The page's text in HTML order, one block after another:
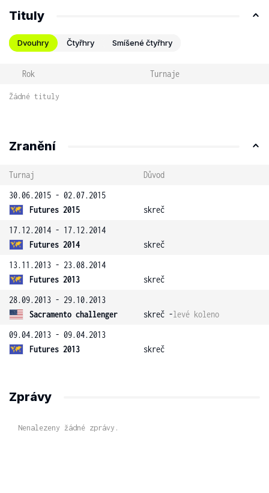
Tituly
Dvouhry Čtyřhry Smíšené čtyřhry
Rok Turnaje
Žádné tituly
Zranění
Turnaj
Důvod
30.06.2015 - 02.07.2015
Futures 2015
skreč
17.12.2014 - 17.12.2014
Futures 2014
skreč
13.11.2013 - 23.08.2014
Futures 2013
skreč
28.09.2013 - 29.10.2013
Sacramento challenger
skreč -levé koleno
09.04.2013 - 09.04.2013
Futures 2013
skreč
Zprávy
Nenalezeny žádné zprávy.